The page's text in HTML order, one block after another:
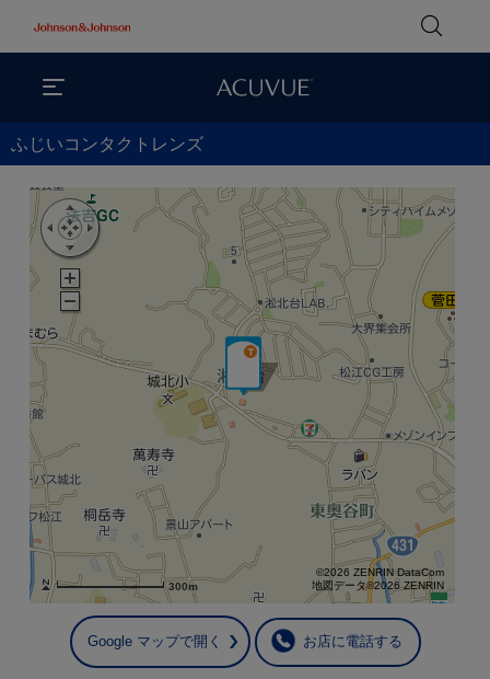
ふじいコンタクトレンズ
300m
©2026 ZENRIN DataCom
地図データ©2026 ZENRIN
Google マップで開く お店に電話する